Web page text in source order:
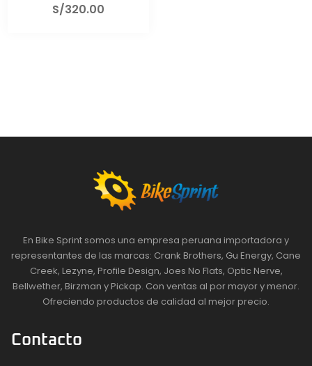
S/320.00
En Bike Sprint somos una empresa peruana importadora y
representantes de las marcas: Crank Brothers, Gu Energy, Cane
Creek, Lezyne, Profile Design, Joes No Flats, Optic Nerve,
Bellwether, Birzman y Pickap. Con ventas al por mayor y menor.
Ofreciendo productos de calidad al mejor precio.
Contacto